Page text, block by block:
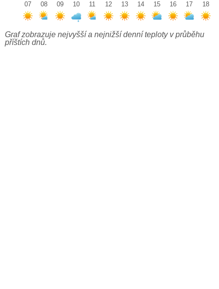
07
08
09
10
11
12
13
14
15
16
17
18
Graf zobrazuje nejvyšší a nejnižší denní teploty v průběhu
příštích dnů.